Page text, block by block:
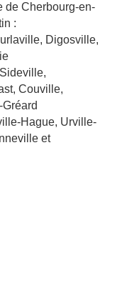
de Cherbourg-en-
:
Digosville,
Couville,
Hague, Urville-
et